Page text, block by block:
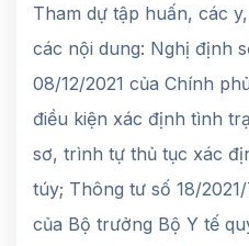
Tham dự tập huấn, các
các nội dung: Nghị định
08/12/2021 của Chính
điều kiện xác định tình
sơ, trình tự thủ tục xác
túy; Thông tư số 18/
của Bộ trưởng Bộ Y tế